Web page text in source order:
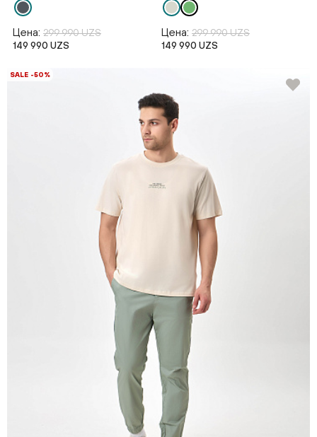
Цена: 299 990 UZS
149 990 UZS
Цена: 299 990 UZS
149 990 UZS
SALE -50%